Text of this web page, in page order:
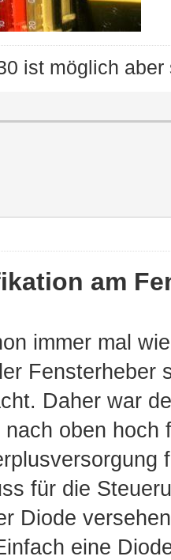
ist möglich aber
am
immer mal
Fensterheber
Daher war
oben hoch
für die
Diode
eine